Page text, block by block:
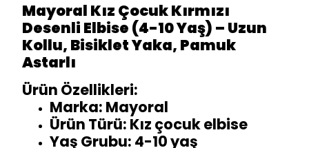
Mayoral Kız Çocuk Kırmızı
Desenli Elbise (4-10 Yaş) – Uzun
Kollu, Bisiklet Yaka, Pamuk
Astarlı
Ürün Özellikleri:
Marka: Mayoral
Ürün Türü: Kız çocuk elbise
Yaş Grubu: 4-10 yaş